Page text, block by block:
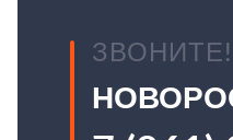
ЗВОНИТЕ!